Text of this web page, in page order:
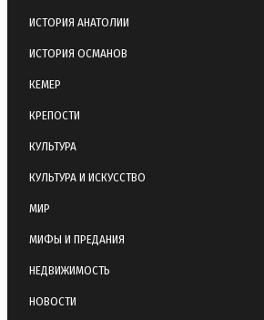
ИСТОРИЯ АНАТОЛИИ
ИСТОРИЯ ОСМАНОВ
КЕМЕР
КРЕПОСТИ
КУЛЬТУРА
КУЛЬТУРА И ИСКУССТВО
МИР
МИФЫ И ПРЕДАНИЯ
НЕДВИЖИМОСТЬ
НОВОСТИ